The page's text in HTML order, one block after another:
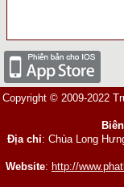
Copyright © 2009-2022
Địa chỉ: Chùa Long
Website: http://